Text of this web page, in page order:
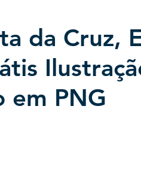
minimalista psd
da Cruz,
em PNG